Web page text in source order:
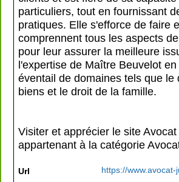
particuliers, tout en fournissant
pratiques. Elle s'efforce de faire
comprennent tous les aspects
pour leur assurer la meilleure
l'expertise de Maître Beuvelot
éventail de domaines tels que
biens et le droit de la famille.
Visiter et apprécier le site
appartenant à la catégorie
Url
https://